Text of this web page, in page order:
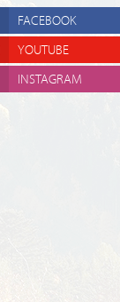
FACEBOOK
YOUTUBE
INSTAGRAM